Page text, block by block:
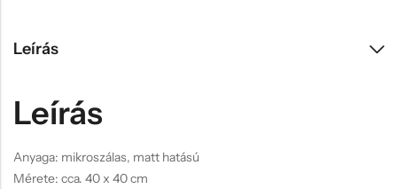
Leírás
Leírás
Anyaga: mikroszálas, matt hatású
Mérete: cca. 40 x 40 cm